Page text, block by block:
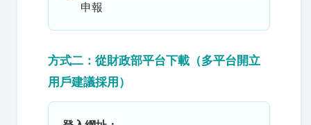
申報
方式二：從財政部平台下載（多平台開立
用戶建議採用）